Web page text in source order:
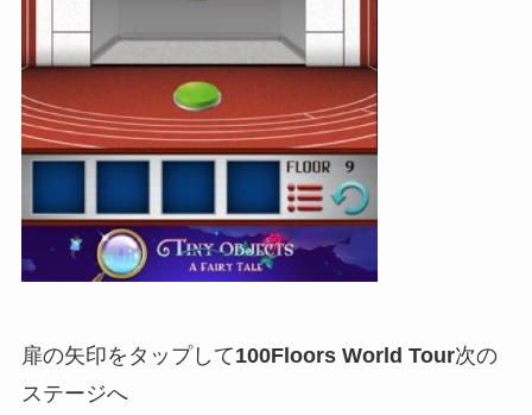
扉の矢印をタップして100Floors World Tour次の
ステージへ